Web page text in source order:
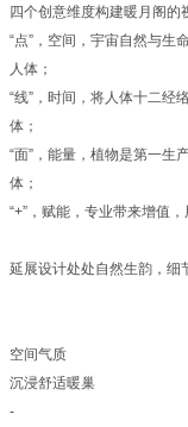
四个创意维度构建暖月阁的
“点”，空间，宇宙自然与生
人体；
“线”，时间，将人体十二经
体；
“面”，能量，植物是第一生
体；
“+”，赋能，专业带来增值
延展设计处处自然生韵，细
空间气质
沉浸舒适暖巢
-